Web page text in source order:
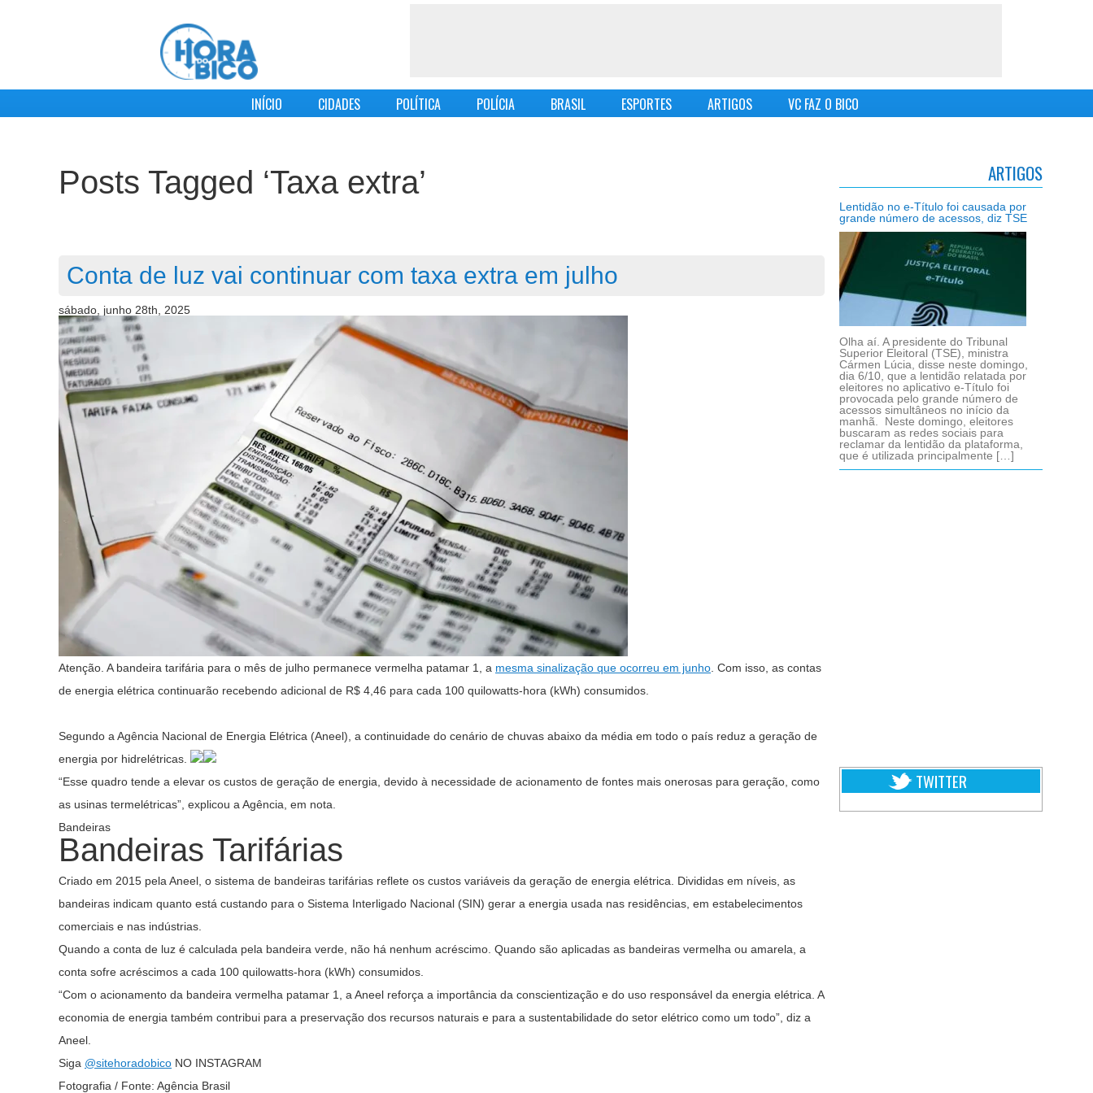
INÍCIO CIDADES POLÍTICA POLÍCIA BRASIL ESPORTES ARTIGOS VC FAZ O BICO
Posts Tagged ‘Taxa extra’
Conta de luz vai continuar com taxa extra em julho
sábado, junho 28th, 2025
Atenção. A bandeira tarifária para o mês de julho permanece vermelha patamar 1, a mesma sinalização que ocorreu em junho . Com isso, as contas
de energia elétrica continuarão recebendo adicional de R$ 4,46 para cada 100 quilowatts-hora (kWh) consumidos.
Segundo a Agência Nacional de Energia Elétrica (Aneel), a continuidade do cenário de chuvas abaixo da média em todo o país reduz a geração de
energia por hidrelétricas.
“Esse quadro tende a elevar os custos de geração de energia, devido à necessidade de acionamento de fontes mais onerosas para geração, como
as usinas termelétricas”, explicou a Agência, em nota.
Bandeiras
Bandeiras Tarifárias
Criado em 2015 pela Aneel, o sistema de bandeiras tarifárias reflete os custos variáveis da geração de energia elétrica. Divididas em níveis, as
bandeiras indicam quanto está custando para o Sistema Interligado Nacional (SIN) gerar a energia usada nas residências, em estabelecimentos
comerciais e nas indústrias.
Quando a conta de luz é calculada pela bandeira verde, não há nenhum acréscimo. Quando são aplicadas as bandeiras vermelha ou amarela, a
conta sofre acréscimos a cada 100 quilowatts-hora (kWh) consumidos.
“Com o acionamento da bandeira vermelha patamar 1, a Aneel reforça a importância da conscientização e do uso responsável da energia elétrica. A
economia de energia também contribui para a preservação dos recursos naturais e para a sustentabilidade do setor elétrico como um todo”, diz a
Aneel.
Siga @sitehoradobico NO INSTAGRAM
Fotografia / Fonte: Agência Brasil
ARTIGOS
Lentidão no e-Título foi causada por
grande número de acessos, diz TSE
Olha aí. A presidente do Tribunal
Superior Eleitoral (TSE), ministra
Cármen Lúcia, disse neste domingo,
dia 6/10, que a lentidão relatada por
eleitores no aplicativo e-Título foi
provocada pelo grande número de
acessos simultâneos no início da
manhã. Neste domingo, eleitores
buscaram as redes sociais para
reclamar da lentidão da plataforma,
que é utilizada principalmente […]
TWITTER